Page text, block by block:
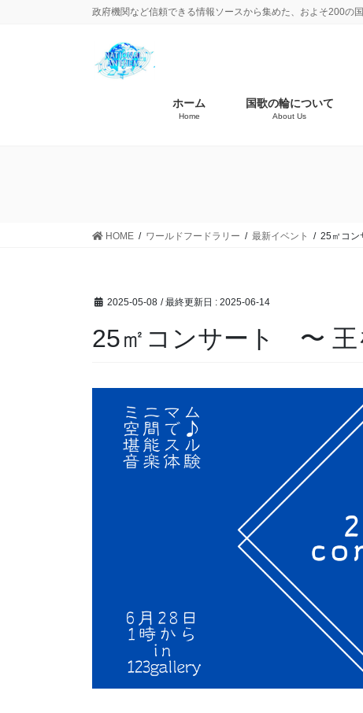
政府機関など信頼できる情報ソースから集めた、およそ200の
ホーム
Home
国歌の輪について
About Us
HOME ワールドフードラリー 最新イベント 25㎡コン
2025-05-08 / 最終更新日 : 2025-06-14
25㎡コンサート 〜 王